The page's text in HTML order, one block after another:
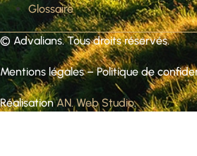
Glossaire
© Advalians. Tous droits réservés.
Mentions légales–Politique de
RéalisationAN. Web Studio.